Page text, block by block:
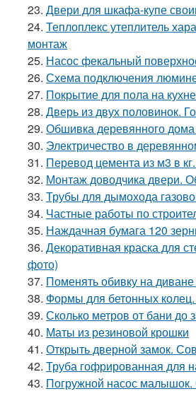
23. Двери для шкафа-купе
24. Теплоплекс утеплитель
монтаж
25. Насос фекальный
26. Схема подключения
27. Покрытие для пола на
28. Дверь из двух половинок.
29. Обшивка деревянного дома
30. Электричество в
31. Перевод цемента из м3 в
32. Монтаж доводчика двери.
33. Трубы для дымохода
34. Частные работы по
35. Наждачная бумага 120
36. Декоративная краска для
фото)
37. Поменять обивку на
38. Формы для бетонных
39. Сколько метров от бани до
40. Маты из резиновой крошки
41. Открыть дверной замок.
42. Труба гофрированная для
43. Погружной насос малышок.